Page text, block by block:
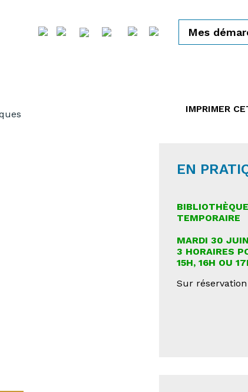
Mes
IMPRIMER
EN
BIBLIOTHÈQUE
TEMPORAIRE
MARDI 30 JUIN
3 HORAIRES
15H, 16H OU
Sur réservation